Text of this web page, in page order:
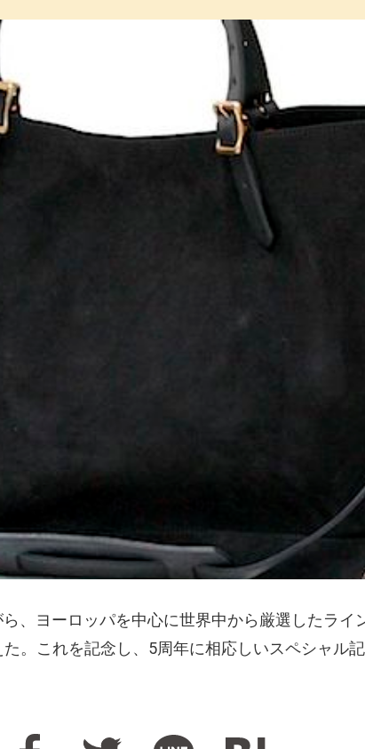
、ヨーロッパを中心に世界中から厳選したライ
。これを記念し、5周年に相応しいスペシャル